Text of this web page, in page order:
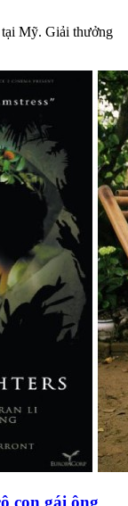
tại Mỹ. Giải thưởng
con gái ông